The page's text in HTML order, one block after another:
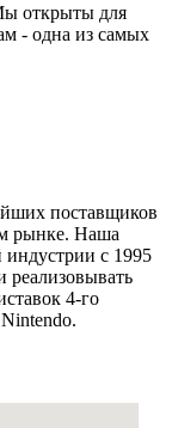
открыты для
- одна из самых
поставщиков
рынке. Наша
индустрии с 1995
реализовывать
4-го